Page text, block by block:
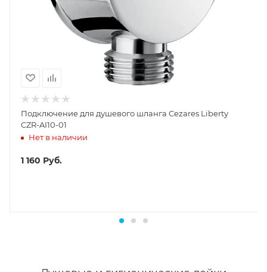
Подключение для душевого шланга Cezares Liberty
CZR-AI10-01
Нет в наличии
1 160 Руб.